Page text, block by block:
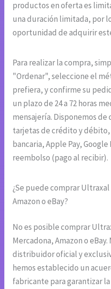
productos en oferta es
una duración limitada, por
oportunidad de adquirir
Para realizar la compra,
"Ordenar", seleccione el
prefiera, y confirme su
un plazo de 24 a 72 horas
mensajería. Disponemos de
tarjetas de crédito y débito,
bancaria, Apple Pay, Google
reembolso (pago al recibir).
¿Se puede comprar
Amazon o eBay?
No es posible comprar
Mercadona, Amazon o
distribuidor oficial y
hemos establecido un
fabricante para garantizar